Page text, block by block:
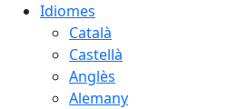
Idiomes
Català
Castellà
Anglès
Alemany